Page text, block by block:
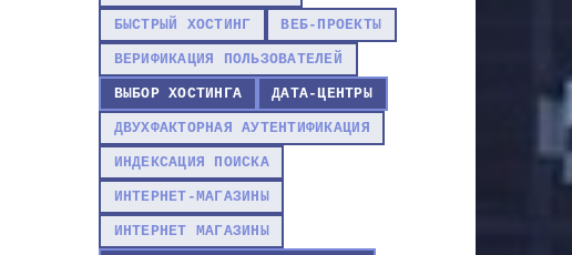
БЫСТРЫЙ ХОСТИНГ ВЕБ-ПРОЕКТЫ
ВЕРИФИКАЦИЯ ПОЛЬЗОВАТЕЛЕЙ
ВЫБОР ХОСТИНГА ДАТА-ЦЕНТРЫ
ДВУХФАКТОРНАЯ АУТЕНТИФИКАЦИЯ
ИНДЕКСАЦИЯ ПОИСКА
ИНТЕРНЕТ-МАГАЗИНЫ
ИНТЕРНЕТ МАГАЗИНЫ